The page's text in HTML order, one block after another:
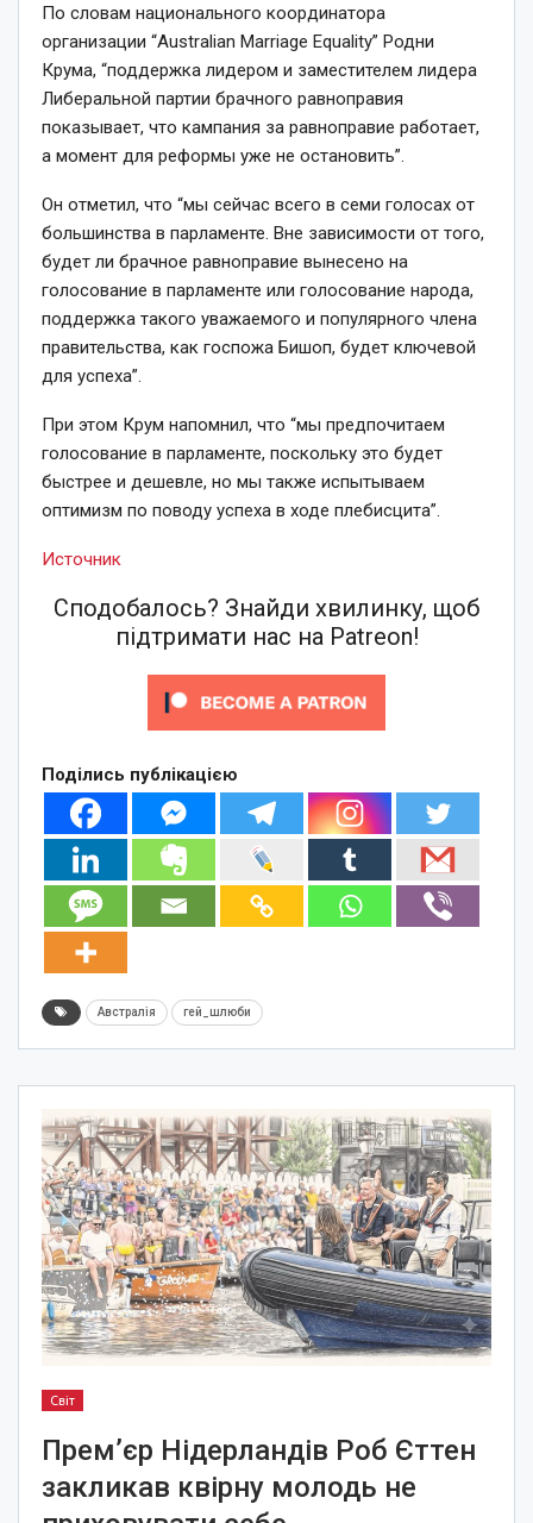
По словам национального координатора
организации “Australian Marriage Equality” Родни
Крума, “поддержка лидером и заместителем лидера
Либеральной партии брачного равноправия
показывает, что кампания за равноправие работает,
а момент для реформы уже не остановить”.
Он отметил, что “мы сейчас всего в семи голосах от
большинства в парламенте. Вне зависимости от того,
будет ли брачное равноправие вынесено на
голосование в парламенте или голосование народа,
поддержка такого уважаемого и популярного члена
правительства, как госпожа Бишоп, будет ключевой
для успеха”.
При этом Крум напомнил, что “мы предпочитаем
голосование в парламенте, поскольку это будет
быстрее и дешевле, но мы также испытываем
оптимизм по поводу успеха в ходе плебисцита”.
Источник
Сподобалось? Знайди хвилинку, щоб
підтримати нас на Patreon!
Поділись публікацією
Австралія гей_шлюби
Світ
Прем’єр Нідерландів Роб Єттен
закликав квірну молодь не